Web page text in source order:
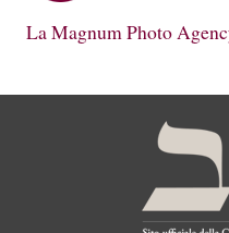
La Magnum Photo